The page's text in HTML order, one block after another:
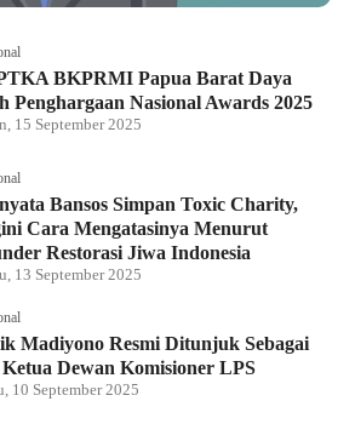
BKPRMI Papua Barat Daya
Penghargaan Nasional Awards 2025
15 September 2025
Bansos Simpan Toxic Charity,
Cara Mengatasinya Menurut
Restorasi Jiwa Indonesia
13 September 2025
Madiyono Resmi Ditunjuk Sebagai
Dewan Komisioner LPS
10 September 2025